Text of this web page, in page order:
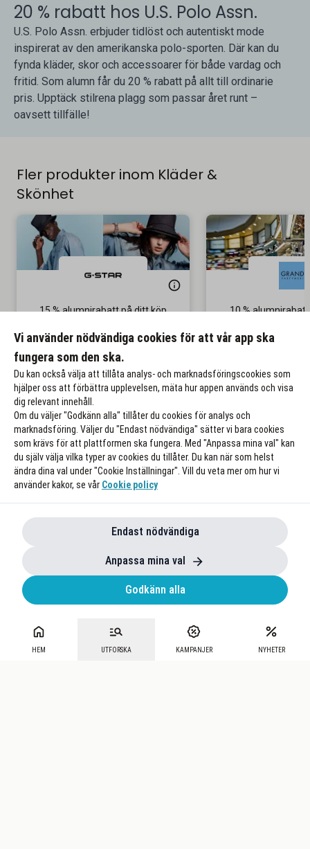
HEM UTFORSKA KAMPANJER NYHETER
20 % rabatt hos U.S. Polo Assn.
U.S. Polo Assn. erbjuder tidlöst och autentiskt mode
inspirerat av den amerikanska polo-sporten. Där kan du
fynda kläder, skor och accessoarer för både vardag och
fritid. Som alumn får du 20 % rabatt på allt till ordinarie
pris. Upptäck stilrena plagg som passar året runt –
oavsett tillfälle!
Fler produkter inom Kläder &
Skönhet
15 % alumnirabatt på ditt köp
Till rabatten
10 %
Gäller även
Vi använder nödvändiga cookies för att vår app ska
fungera som den ska.
Du kan också välja att tillåta analys- och marknadsföringscookies som
hjälper oss att förbättra upplevelsen, mäta hur appen används och visa
dig relevant innehåll.
Om du väljer "Godkänn alla" tillåter du cookies för analys och
marknadsföring. Väljer du "Endast nödvändiga" sätter vi bara cookies
som krävs för att plattformen ska fungera. Med "Anpassa mina val" kan
du själv välja vilka typer av cookies du tillåter. Du kan när som helst
ändra dina val under "Cookie Inställningar". Vill du veta mer om hur vi
använder kakor, se vår Cookie policy
Endast nödvändiga
Anpassa mina val
Godkänn alla